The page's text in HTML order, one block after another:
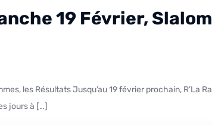
19 Février, Slalom
jours à […]